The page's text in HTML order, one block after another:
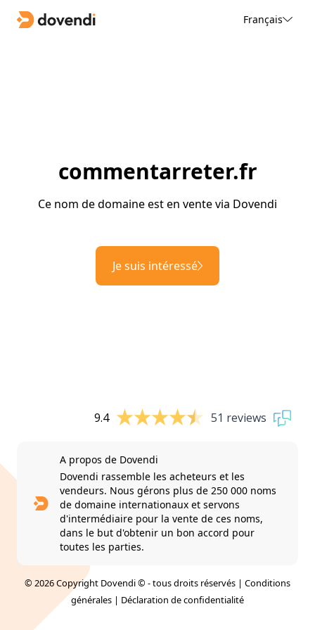
Français
commentarreter.fr
Ce nom de domaine est en vente via Dovendi
Je suis intéressé
9.4 51 reviews
A propos de Dovendi
Dovendi rassemble les acheteurs et les
vendeurs. Nous gérons plus de 250 000 noms
de domaine internationaux et servons
d'intermédiaire pour la vente de ces noms,
dans le but d'obtenir un bon accord pour
toutes les parties.
© 2026 Copyright Dovendi © - tous droits réservés | Conditions
générales | Déclaration de confidentialité